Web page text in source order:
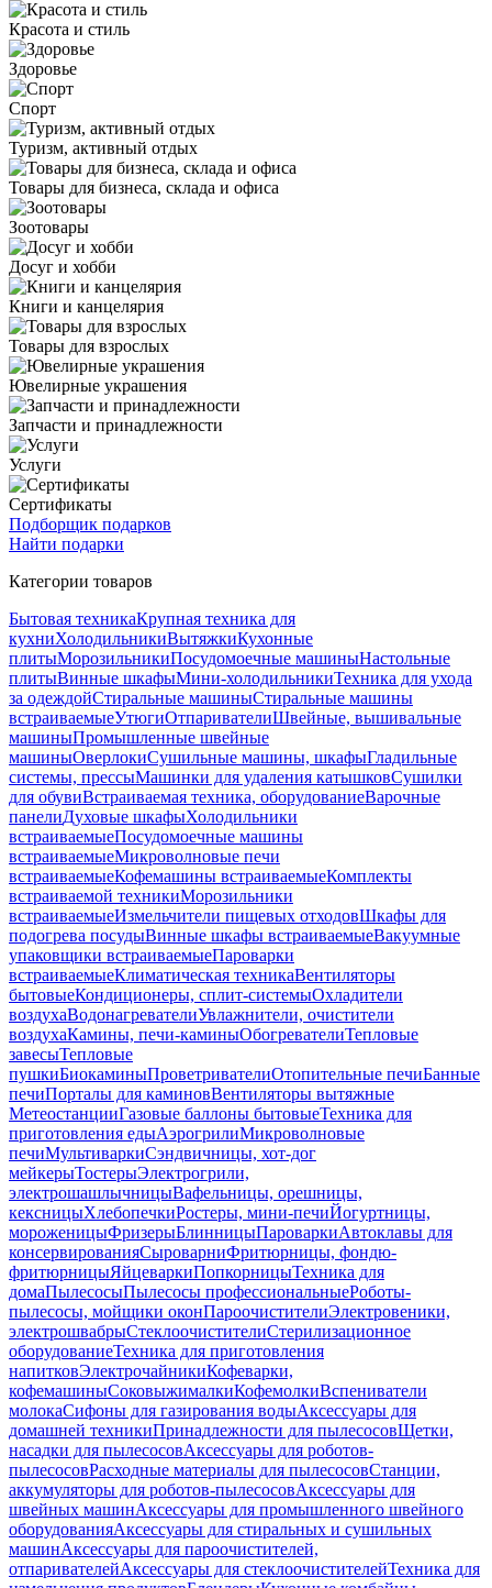
Красота и стиль
Здоровье
Спорт
Туризм, активный отдых
Товары для бизнеса, склада и офиса
Зоотовары
Досуг и хобби
Книги и канцелярия
Товары для взрослых
Ювелирные украшения
Запчасти и принадлежности
Услуги
Сертификаты
Подборщик подарков
Найти подарки
Категории товаров
Бытовая техникаКрупная техника для
кухниХолодильникиВытяжкиКухонные
плитыМорозильникиПосудомоечные машиныНастольные
плитыВинные шкафыМини-холодильникиТехника для ухода
за одеждойСтиральные машиныСтиральные машины
встраиваемыеУтюгиОтпаривателиШвейные, вышивальные
машиныПромышленные швейные
машиныОверлокиСушильные машины, шкафыГладильные
системы, прессыМашинки для удаления катышковСушилки
для обувиВстраиваемая техника, оборудованиеВарочные
панелиДуховые шкафыХолодильники
встраиваемыеПосудомоечные машины
встраиваемыеМикроволновые печи
встраиваемыеКофемашины встраиваемыеКомплекты
встраиваемой техникиМорозильники
встраиваемыеИзмельчители пищевых отходовШкафы для
подогрева посудыВинные шкафы встраиваемыеВакуумные
упаковщики встраиваемыеПароварки
встраиваемыеКлиматическая техникаВентиляторы
бытовыеКондиционеры, сплит-системыОхладители
воздухаВодонагревателиУвлажнители, очистители
воздухаКамины, печи-каминыОбогревателиТепловые
завесыТепловые
пушкиБиокаминыПроветривателиОтопительные печиБанные
печиПорталы для каминовВентиляторы вытяжные
МетеостанцииГазовые баллоны бытовыеТехника для
приготовления едыАэрогрилиМикроволновые
печиМультиваркиСэндвичницы, хот-дог
мейкерыТостерыЭлектрогрили,
электрошашлычницыВафельницы, орешницы,
кексницыХлебопечкиРостеры, мини-печиЙогуртницы,
мороженицыФризерыБлинницыПароваркиАвтоклавы для
консервированияСыроварниФритюрницы, фондю-
фритюрницыЯйцеваркиПопкорницыТехника для
домаПылесосыПылесосы профессиональныеРоботы-
пылесосы, мойщики оконПароочистителиЭлектровеники,
электрошвабрыСтеклоочистителиСтерилизационное
оборудованиеТехника для приготовления
напитковЭлектрочайникиКофеварки,
кофемашиныСоковыжималкиКофемолкиВспениватели
молокаСифоны для газирования водыАксессуары для
домашней техникиПринадлежности для пылесосовЩетки,
насадки для пылесосовАксессуары для роботов-
пылесосовРасходные материалы для пылесосовСтанции,
аккумуляторы для роботов-пылесосовАксессуары для
швейных машинАксессуары для промышленного швейного
оборудованияАксессуары для стиральных и сушильных
машинАксессуары для пароочистителей,
отпаривателейАксессуары для стеклоочистителейТехника для